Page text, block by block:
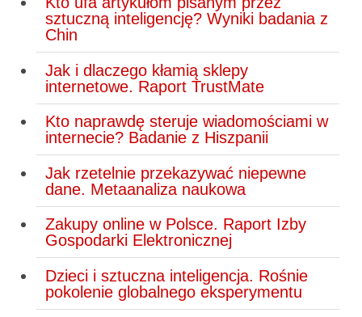
sztuczną inteligencję? Wyniki badania z
Chin
Jak i dlaczego kłamią sklepy
internetowe. Raport TrustMate
Kto naprawdę steruje wiadomościami w
internecie? Badanie z Hiszpanii
Jak rzetelnie przekazywać niepewne
dane. Metaanaliza naukowa
Zakupy online w Polsce. Raport Izby
Gospodarki Elektronicznej
Dzieci i sztuczna inteligencja. Rośnie
pokolenie globalnego eksperymentu